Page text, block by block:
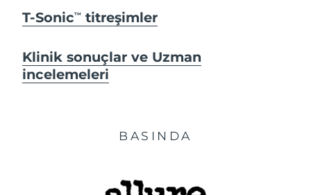
T-SonicTM titreşimler
Klinik sonuçlar ve Uzman
incelemeleri
BASINDA